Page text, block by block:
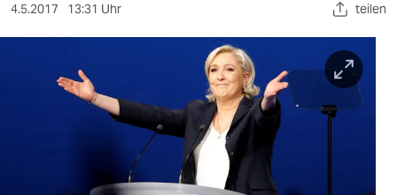
4.5.2017 13:31 Uhr teilen